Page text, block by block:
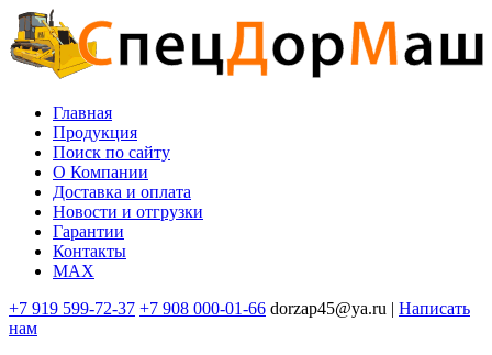
Перейти
к
основному
содержанию
Основная
навигация
Главная
Продукция
Поиск по сайту
O Компании
Доставка и оплата
Новости и отгрузки
Гарантии
Контакты
MAX
+7 919 599-72-37 +7 908 000-01-66 dorzap45@ya.ru | Написать
нам